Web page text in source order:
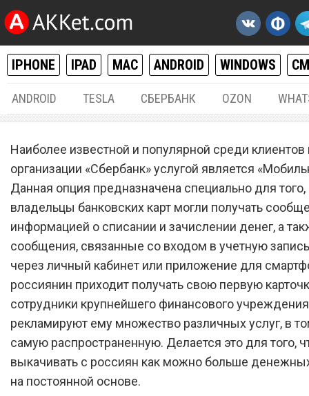
IPHONE IPAD MAC ANDROID WINDOWS
ANDROID TESLA СБЕРБАНК OZON
«Мобильный банк» от
«Сбербанка» сильно
Наиболее известной и популярной среди клиентов
организации «Сбербанк» услугой является
Данная опция предназначена специально для
владельцы банковских карт могли получать
информацией о списании и зачислении денег, а
сообщения, связанные со входом в учетную
через личный кабинет или приложение для
россиянин приходит получать свою первую
сотрудники крупнейшего финансового учреждения
рекламируют ему множество различных услуг, в
самую распространенную. Делается это для того,
выкачивать с россиян как можно больше
на постоянной основе.